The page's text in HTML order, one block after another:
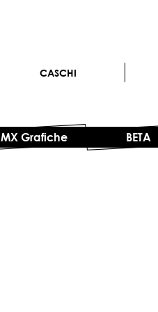
CASCHI
MX Grafiche BETA